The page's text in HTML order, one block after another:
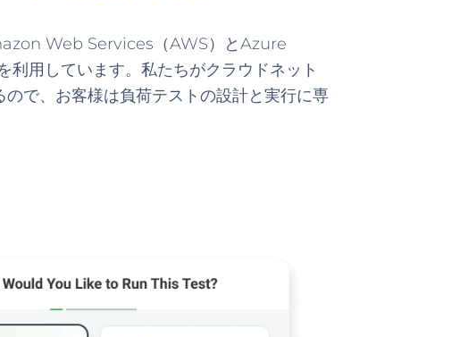
Web Services（AWS）とAzure
用しています。私たちがクラウドネット
ので、お客様は負荷テストの設計と実行に専